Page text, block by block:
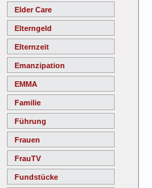
Elder Care
Elterngeld
Elternzeit
Emanzipation
EMMA
Familie
Führung
Frauen
FrauTV
Fundstücke